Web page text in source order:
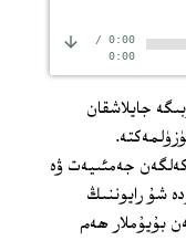
0:00
/
0:00
جايلاشقان
35 ۋىلايىتىدىن كەلگەن جەمئىيەت ۋە
شۇ رايوننىڭ
بۇيۇملار ھەم